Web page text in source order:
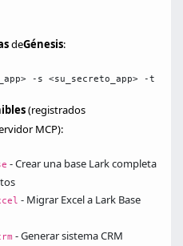
deGénesis:
-s <su_secreto_app> -t
(registrados
MCP):
- Crear una base Lark completa
- Migrar Excel a Lark Base
- Generar sistema CRM